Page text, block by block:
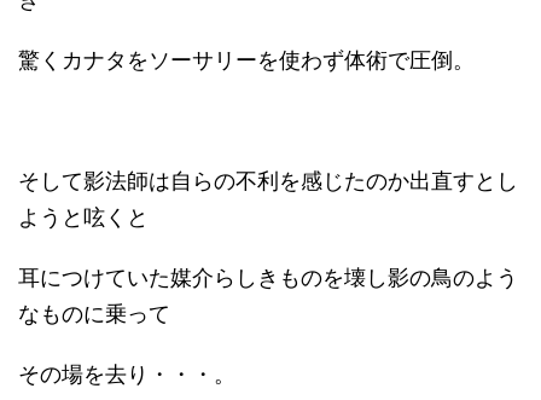
驚くカナタをソーサリーを使わず体術で圧倒。
そして影法師は自らの不利を感じたのか出直すとし
ようと呟くと
耳につけていた媒介らしきものを壊し影の鳥のよう
なものに乗って
その場を去り・・・。